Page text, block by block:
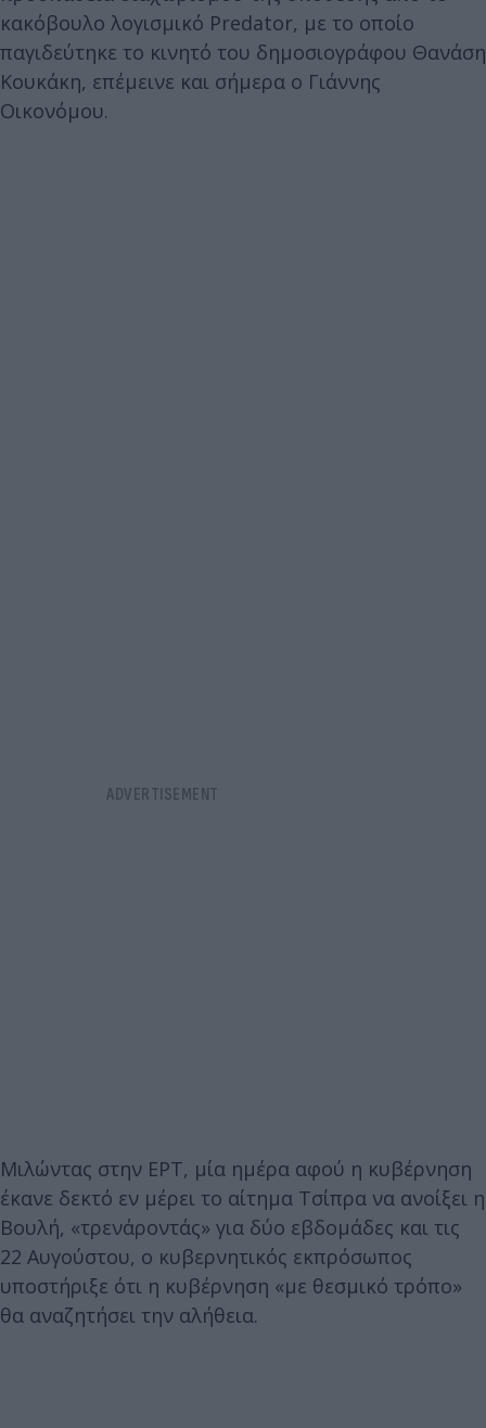
κακόβουλο λογισμικό Predator, με το οποίο
παγιδεύτηκε το κινητό του δημοσιογράφου Θανάση
Κουκάκη, επέμεινε και σήμερα ο Γιάννης
Οικονόμου.
Μιλώντας στην ΕΡΤ, μία ημέρα αφού η κυβέρνηση
έκανε δεκτό εν μέρει το αίτημα Τσίπρα να ανοίξει η
Βουλή, «τρενάροντάς» για δύο εβδομάδες και τις
22 Αυγούστου, ο κυβερνητικός εκπρόσωπος
υποστήριξε ότι η κυβέρνηση «με θεσμικό τρόπο»
θα αναζητήσει την αλήθεια.